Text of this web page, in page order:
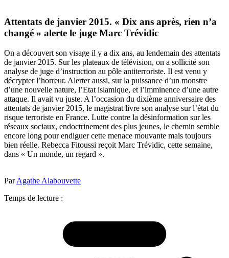
Attentats de janvier 2015. « Dix ans après, rien n’a
changé » alerte le juge Marc Trévidic
On a découvert son visage il y a dix ans, au lendemain des attentats
de janvier 2015. Sur les plateaux de télévision, on a sollicité son
analyse de juge d’instruction au pôle antiterroriste. Il est venu y
décrypter l’horreur. Alerter aussi, sur la puissance d’un monstre
d’une nouvelle nature, l’Etat islamique, et l’imminence d’une autre
attaque. Il avait vu juste. A l’occasion du dixième anniversaire des
attentats de janvier 2015, le magistrat livre son analyse sur l’état du
risque terroriste en France. Lutte contre la désinformation sur les
réseaux sociaux, endoctrinement des plus jeunes, le chemin semble
encore long pour endiguer cette menace mouvante mais toujours
bien réelle. Rebecca Fitoussi reçoit Marc Trévidic, cette semaine,
dans « Un monde, un regard ».
ParAgathe Alabouvette
Temps de lecture :